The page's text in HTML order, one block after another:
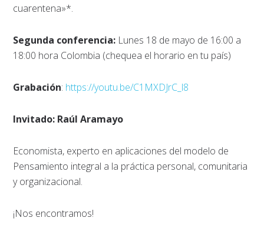
cuarentena»*.
Segunda conferencia: Lunes 18 de mayo de 16:00 a
18:00 hora Colombia (chequea el horario en tu país)
Grabación: https://youtu.be/C1MXDJrC_l8
Invitado: Raúl Aramayo
Economista, experto en aplicaciones del modelo de
Pensamiento integral a la práctica personal, comunitaria
y organizacional.
¡Nos encontramos!